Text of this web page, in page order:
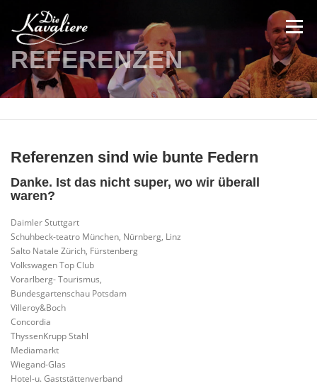
springen
Menü
DIE SHOW VIDEOS BILDER INFO
REFERENZEN
Referenzen sind wie bunte Federn
Danke. Ist das nicht super, wo wir überall
waren?
Daimler Stuttgart
Schuhbeck-teatro München, Nürnberg, Linz
Salto Natale Zürich, Fürstenberg
Volkswagen Top Club
Vorarlberg- Tourismus,
Bundesgartenschau Potsdam
Villeroy&Boch
Concordia
ThyssenKrupp Stahl
Mediamarkt
Wiegand-Glas
Hotel-u. Gaststättenverband